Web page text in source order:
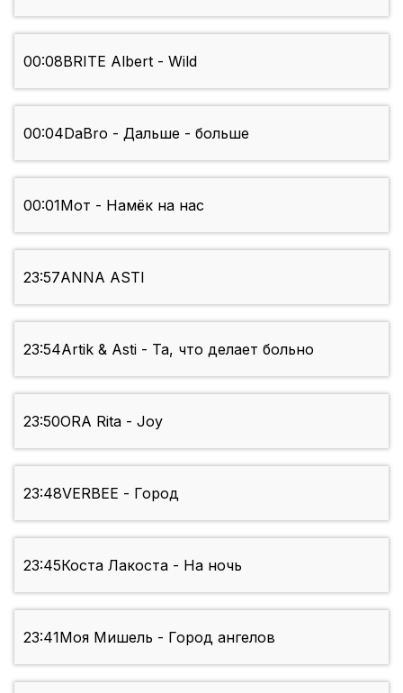
00:08BRITE Albert - Wild
00:04DaBro - Дальше - больше
00:01Мот - Намёк на нас
23:57ANNA ASTI
23:54Artik & Asti - Та, что делает больно
23:50ORA Rita - Joy
23:48VERBEE - Город
23:45Коста Лакоста - На ночь
23:41Моя Мишель - Город ангелов